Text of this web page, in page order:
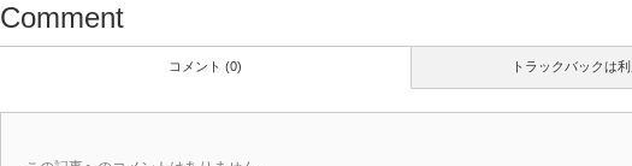
Comment
トラックバックは
コメント (0)